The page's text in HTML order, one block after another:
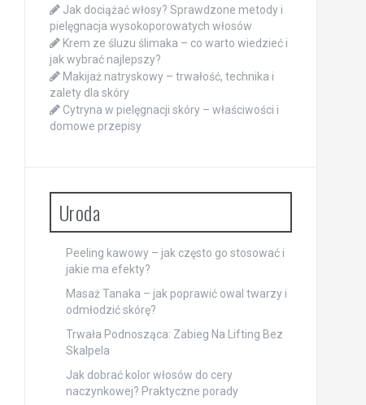
Jak dociążać włosy? Sprawdzone metody i
pielęgnacja wysokoporowatych włosów
Krem ze śluzu ślimaka – co warto wiedzieć i
jak wybrać najlepszy?
Makijaż natryskowy – trwałość, technika i
zalety dla skóry
Cytryna w pielęgnacji skóry – właściwości i
domowe przepisy
Uroda
Peeling kawowy – jak często go stosować i
jakie ma efekty?
Masaż Tanaka – jak poprawić owal twarzy i
odmłodzić skórę?
Trwała Podnosząca: Zabieg Na Lifting Bez
Skalpela
Jak dobrać kolor włosów do cery
naczynkowej? Praktyczne porady